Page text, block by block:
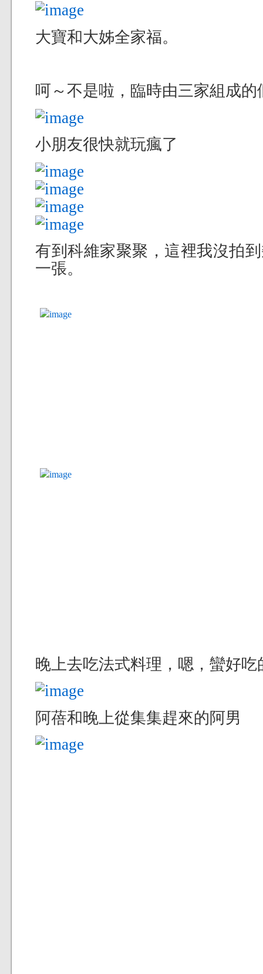
大寶和大姊全家福。
呵～不是啦，臨時由三家組成的
小朋友很快就玩瘋了
有到科維家聚聚，這裡我沒拍
一張。
晚上去吃法式料理，嗯，蠻好吃
阿蓓和晚上從集集趕來的阿男